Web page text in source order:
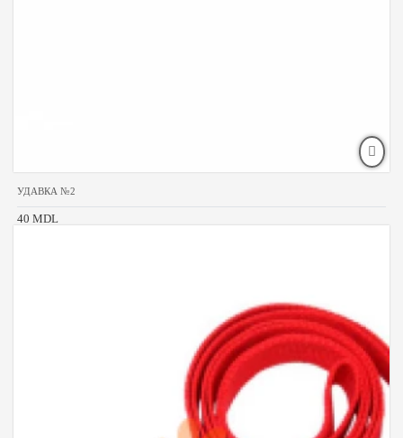
УДАВКА №2
40 MDL